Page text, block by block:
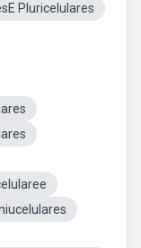
Pluricelulares